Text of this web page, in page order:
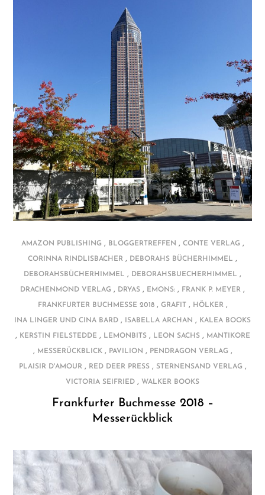
AMAZON PUBLISHING , BLOGGERTREFFEN , CONTE VERLAG ,
CORINNA RINDLISBACHER , DEBORAHS BÜCHERHIMMEL ,
DEBORAHSBÜCHERHIMMEL , DEBORAHSBUECHERHIMMEL ,
DRACHENMOND VERLAG , DRYAS , EMONS: , FRANK P. MEYER ,
FRANKFURTER BUCHMESSE 2018, GRAFIT, HÖLKER,
INA LINGER UND CINA BARD , ISABELLA ARCHAN , KALEA BOOKS
, KERSTIN FIELSTEDDE , LEMONBITS, LEON SACHS, MANTIKORE
, MESSERÜCKBLICK, PAVILION , PENDRAGON VERLAG ,
PLAISIR D'AMOUR, RED DEER PRESS, STERNENSAND VERLAG ,
VICTORIA SEIFRIED , WALKER BOOKS
Frankfurter Buchmesse 2018 –
Messerückblick